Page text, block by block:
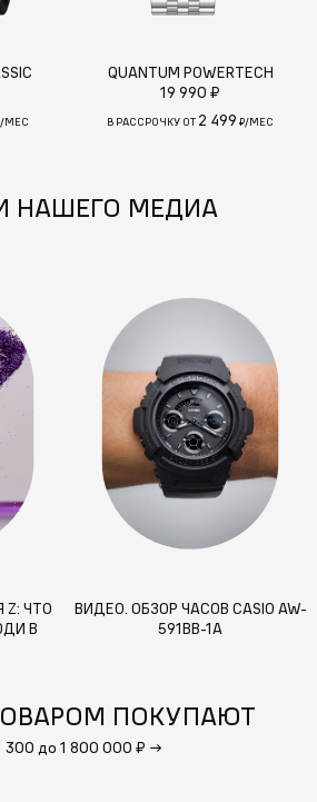
МЕС
QUANTUM POWERTECH
19 990 ₽
В РАССРОЧКУ ОТ 2 499 ₽/МЕС
НАШЕГО МЕДИА
ЧТО
В
ВИДЕО. ОБЗОР ЧАСОВ CASIO AW-
591BB-1A
ПОКУПАЮТ
300 до 1 800 000 ₽ →